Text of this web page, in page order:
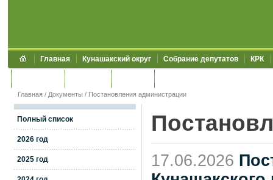
Главная Кунашакский округ Собрание депутатов КРК
Главная / Документы / Постановления администрации
Полный список
2026 год
2025 год 17.06.2026